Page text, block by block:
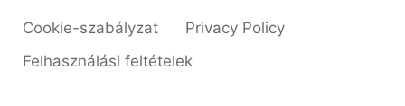
Cookie-szabályzat
Privacy Policy
Felhasználási feltételek